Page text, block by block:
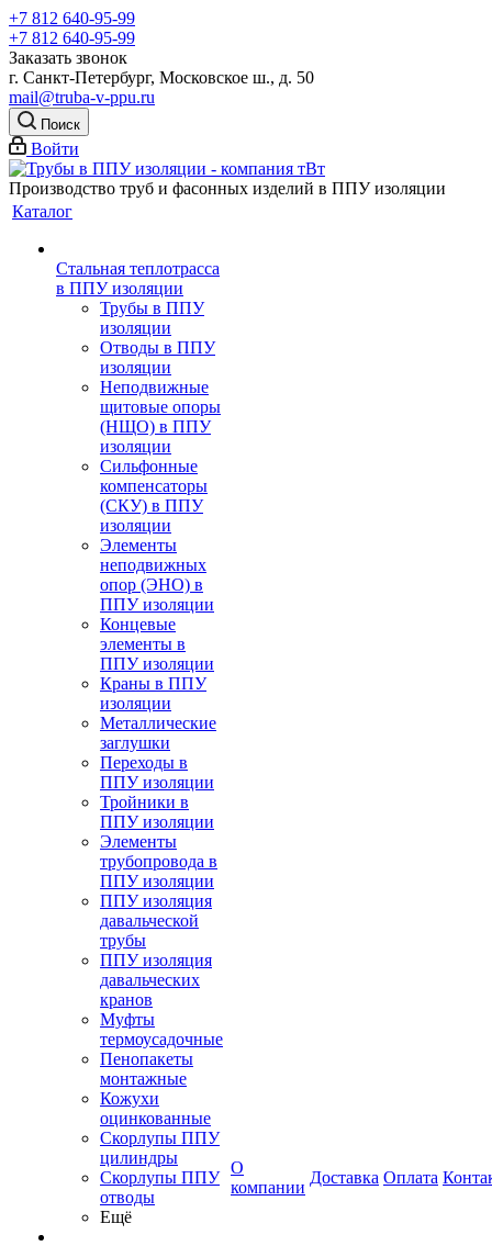
+7 812 640-95-99
+7 812 640-95-99
Заказать звонок
г. Санкт-Петербург, Московское ш., д. 50
mail@truba-v-ppu.ru
Поиск
Войти
Производство труб и фасонных изделий в ППУ изоляции
Каталог
Стальная теплотрасса
в ППУ изоляции
Трубы в ППУ
изоляции
Отводы в ППУ
изоляции
Неподвижные
щитовые опоры
(НЩО) в ППУ
изоляции
Cильфонные
компенсаторы
(СКУ) в ППУ
изоляции
Элементы
неподвижных
опор (ЭНО) в
ППУ изоляции
Концевые
элементы в
ППУ изоляции
Краны в ППУ
изоляции
Металлические
заглушки
Переходы в
ППУ изоляции
Тройники в
ППУ изоляции
Элементы
трубопровода в
ППУ изоляции
ППУ изоляция
давальческой
трубы
ППУ изоляция
давальческих
кранов
Муфты
термоусадочные
Пенопакеты
монтажные
Кожухи
оцинкованные
Скорлупы ППУ
цилиндры
Скорлупы ППУ
отводы
Ещё
О
компании
Доставка Оплата